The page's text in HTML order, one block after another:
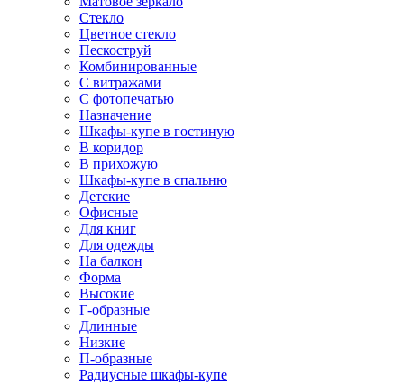
Стекло
Цветное стекло
Пескоструй
Комбинированные
С витражами
С фотопечатью
Назначение
Шкафы-купе в гостиную
В коридор
В прихожую
Шкафы-купе в спальню
Детские
Офисные
Для книг
Для одежды
На балкон
Форма
Высокие
Г-образные
Длинные
Низкие
П-образные
Радиусные шкафы-купе